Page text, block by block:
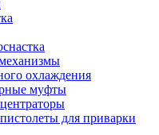
охлаждения
муфты
для приварки